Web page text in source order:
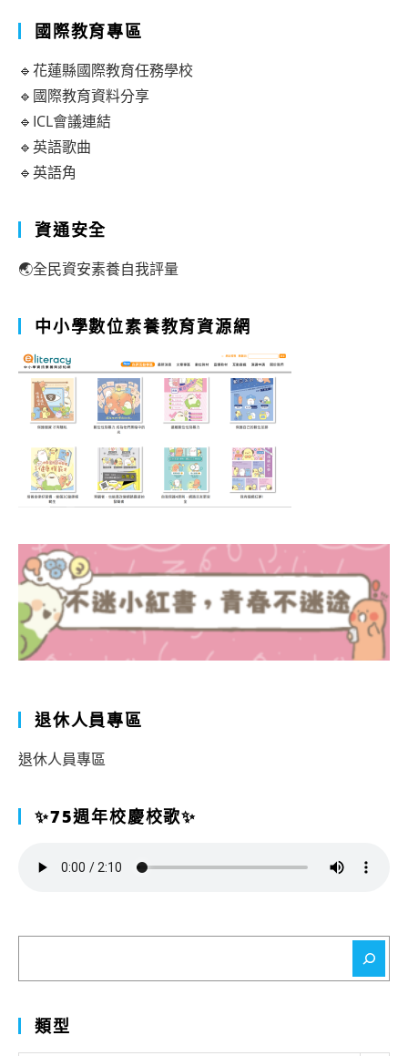
國際教育專區
🔹花蓮縣國際教育任務學校
🔹國際教育資料分享
🔹ICL會議連結
🔹英語歌曲
🔹英語角
資通安全
🌏全民資安素養自我評量
中小學數位素養教育資源網
退休人員專區
退休人員專區
✨75週年校慶校歌✨
類型